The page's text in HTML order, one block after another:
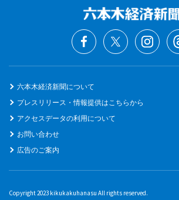
六本木経済新聞について
プレスリリース・情報提供はこちらから
アクセスデータの利用について
お問い合わせ
広告のご案内
Copyright 2023 kikukakuhanasu All rights reserved.